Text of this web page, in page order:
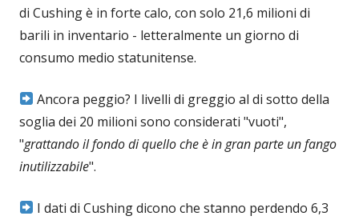
di Cushing è in forte calo, con solo 21,6 milioni di
barili in inventario - letteralmente un giorno di
consumo medio statunitense.
Ancora peggio? I livelli di greggio al di sotto della
soglia dei 20 milioni sono considerati "vuoti",
"grattando il fondo di quello che è in gran parte un fango
inutilizzabile".
I dati di Cushing dicono che stanno perdendo 6,3